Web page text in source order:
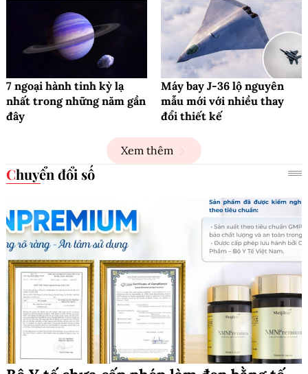
7 ngoại hành tinh kỳ lạ
nhất trong những năm gần
đây
Máy bay J-36 lộ nguyên
mẫu mới với nhiều thay
đổi thiết kế
Xem thêm
Chuyển đổi số